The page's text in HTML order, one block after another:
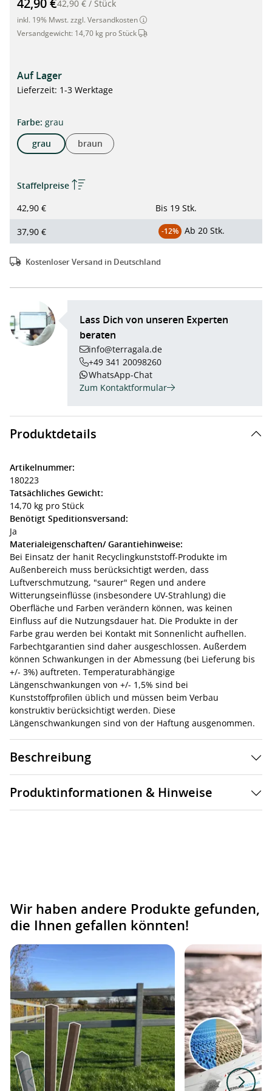
42,90 €42,90 € / Stück
inkl. 19% Mwst. zzgl. Versandkosten
Versandgewicht: 14,70 kg pro Stück Dieser Artikel wird per Spedition
Auf Lager
Lieferzeit: 1-3 Werktage
Farbeauswählen
: grau
grau
braun
Staffelpreise
42,90 €
Bis 19 Stk.
37,90 € -12% Ab 20 Stk.
Kostenloser Versand in Deutschland
Lass Dich von unseren Experten
beraten
info@terragala.de
+49 341 20098260
WhatsApp-Chat
Zum Kontaktformular
Produktdetails
Artikelnummer:
180223
Tatsächliches Gewicht:
14,70 kg pro Stück
Benötigt Speditionsversand:
Ja
Materialeigenschaften/ Garantiehinweise:
Bei Einsatz der hanit Recyclingkunststoff-Produkte im
Außenbereich muss berücksichtigt werden, dass
Luftverschmutzung, "saurer" Regen und andere
Witterungseinflüsse (insbesondere UV-Strahlung) die
Oberfläche und Farben verändern können, was keinen
Einfluss auf die Nutzungsdauer hat. Die Produkte in der
Farbe grau werden bei Kontakt mit Sonnenlicht aufhellen.
Farbechtgarantien sind daher ausgeschlossen. Außerdem
können Schwankungen in der Abmessung (bei Lieferung bis
+/- 3%) auftreten. Temperaturabhängige
Längenschwankungen von +/- 1,5% sind bei
Kunststoffprofilen üblich und müssen beim Verbau
konstruktiv berücksichtigt werden. Diese
Längenschwankungen sind von der Haftung ausgenommen.
Beschreibung
Produktinformationen & Hinweise
Wir haben andere Produkte gefunden,
die Ihnen gefallen könnten!